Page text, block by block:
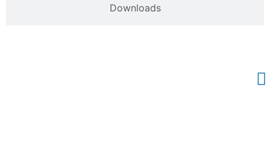
Downloads